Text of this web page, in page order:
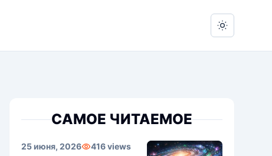
Switch to
САМОЕ ЧИТАЕМОЕ
25 июня, 2026 416 views